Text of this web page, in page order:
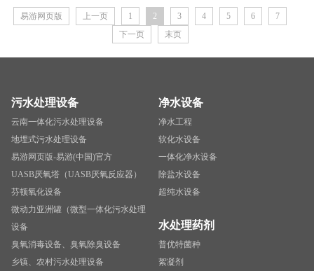
易游网页版 上一页 1 2 3 4 5 6
7
下一页
末页
污水处理设备
云南一体化污水处理设备
地埋式污水处理设备
易游网页版-易游(中国)官方
UASB厌氧塔（UASB厌氧反应器）
芬顿氧化设备
微动力亚洲罐（微型一体化污水处理
设备
臭氧消毒设备、臭氧除臭设备
乡镇、农村污水处理设备
净水设备
净水工程
软化水设备
一体化净水设备
除盐水设备
超纯水设备
水处理药剂
普优特菌种
絮凝剂